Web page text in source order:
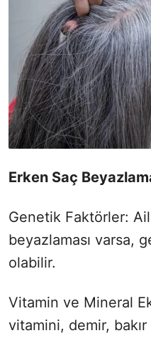
Erken Saç
Genetik Faktörler:
beyazlaması varsa,
olabilir.
Vitamin ve Mineral
vitamini, demir,